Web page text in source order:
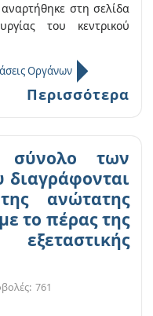
στη σελίδα
του κεντρικού
Οργάνων
Περισσότερα
σύνολο των
ανώτατης
το πέρας της
761